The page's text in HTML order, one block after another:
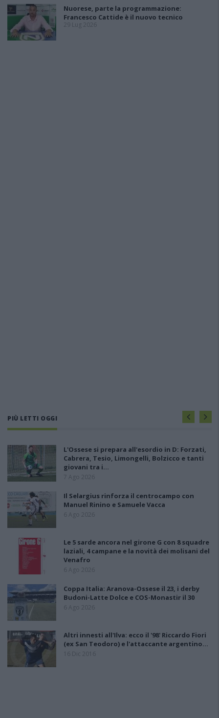
Nuorese, parte la programmazione:
Francesco Cattide è il nuovo tecnico
29 Lug 2026
PIÙ LETTI OGGI
L'Ossese si prepara all'esordio in D: Forzati,
Cabrera, Tesio, Limongelli, Bolzicco e tanti
giovani tra i…
7 Ago 2026
Il Selargius rinforza il centrocampo con
Manuel Rinino e Samuele Vacca
6 Ago 2026
Le 5 sarde ancora nel girone G con 8 squadre
laziali, 4 campane e la novità dei molisani del
Venafro
6 Ago 2026
Coppa Italia: Aranova-Ossese il 23, i derby
Budoni-Latte Dolce e COS-Monastir il 30
6 Ago 2026
Altri innesti all'Ilva: ecco il '98' Riccardo Fiori
(ex San Teodoro) e l'attaccante argentino…
16 Dic 2016